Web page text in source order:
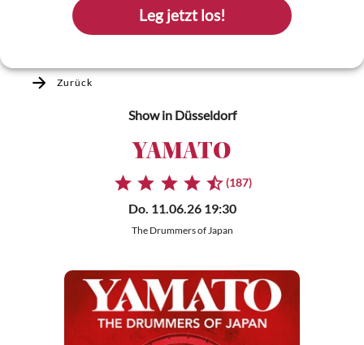
Leg jetzt los!
Zurück
Showin Düsseldorf
YAMATO
(187)
Do. 11.06.26 19:30
The Drummers of Japan